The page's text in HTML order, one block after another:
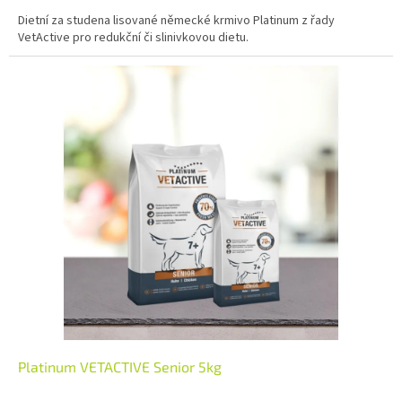
Dietní za studena lisované německé krmivo Platinum z řady
VetActive pro redukční či slinivkovou dietu.
Platinum VETACTIVE Senior 5kg